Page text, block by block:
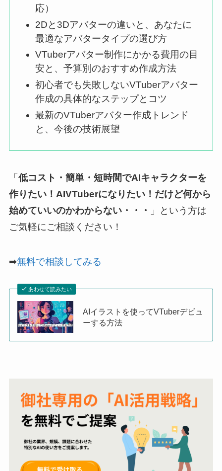
応）
2Dと3Dアバターの違いと、あなたに
最適なアバタータイプの選び方
VTuberアバター制作にかかる費用の目
安と、予算別のおすすめ作成方法
初心者でも失敗しないVTuberアバター
作成の具体的なステップとコツ
最新のVTuberアバター作成トレンド
と、今後の技術展望
「低コスト・簡単・短時間でAIキャラクターを
作りたい！AIVTuberになりたい！だけど何から
始めていいのかわからない・・・
」という方は
ご気軽にご相談ください！
➡無料で相談してみる
あわせて読みたい
AIイラストを使ってVTuberデビュ
ーする方法